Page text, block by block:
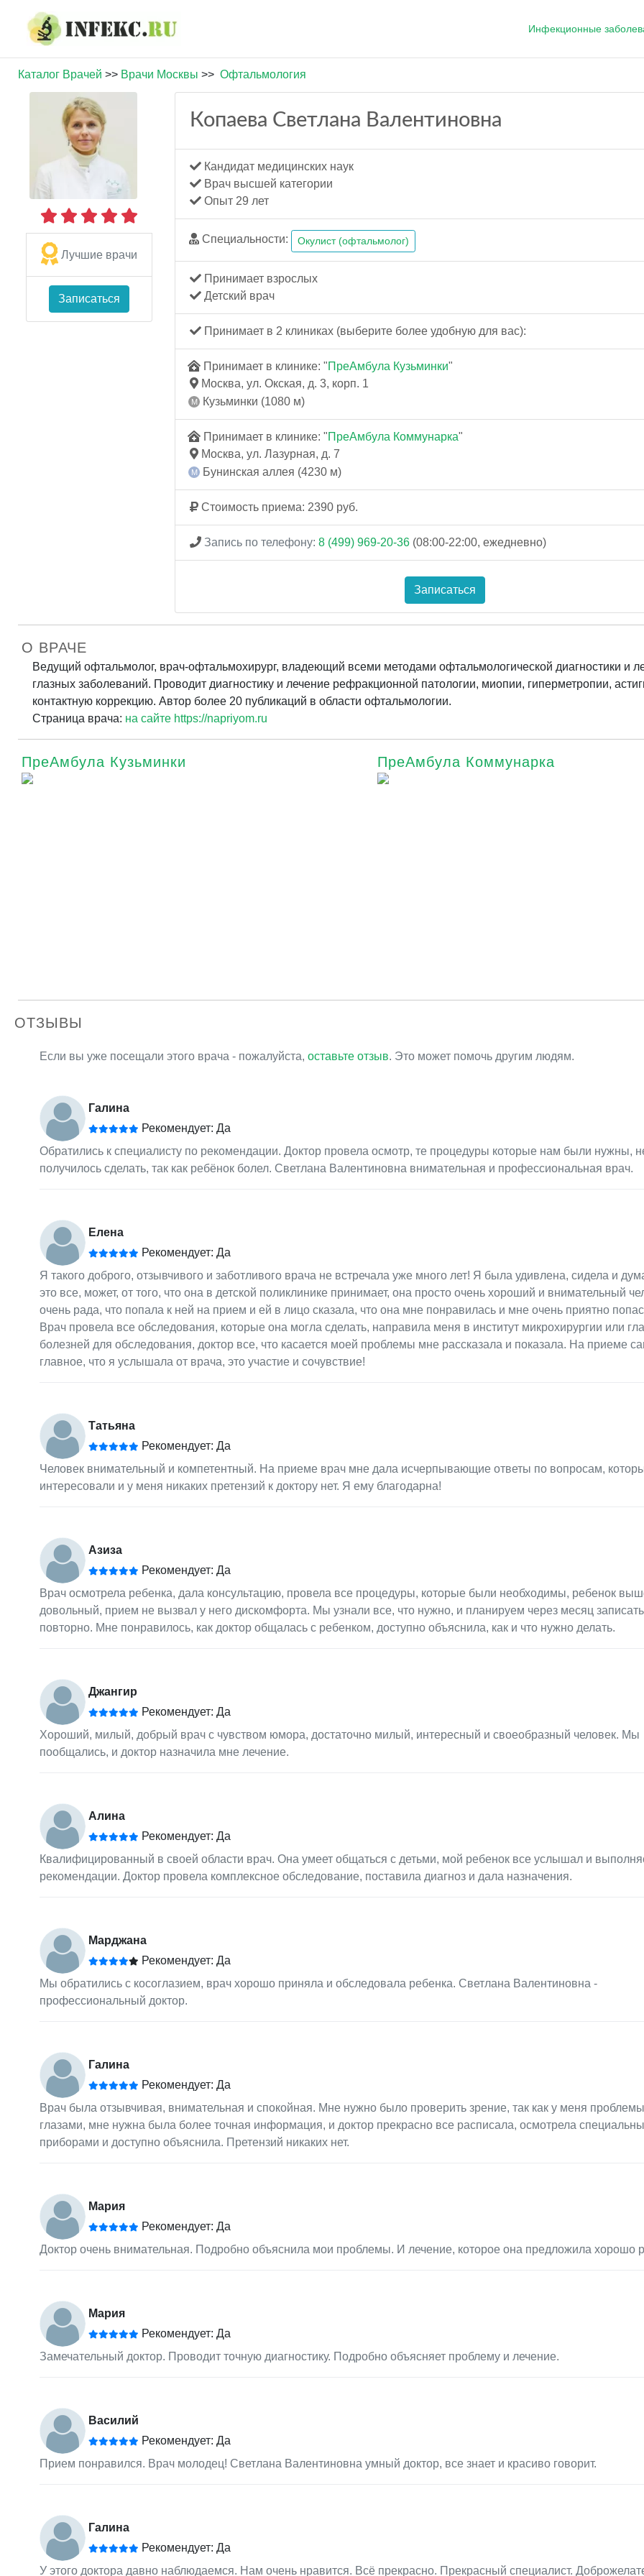
Инфекционные
Каталог Врачей >> Врачи Москвы >> Офтальмология
Лучшие врачи
Записаться
Копаева Светлана Валентиновна
Кандидат медицинских наук
Врач высшей категории
Опыт 29 лет
Специальности: Окулист (офтальмолог)
Принимает взрослых
Детский врач
Принимает в 2 клиниках (выберите более удобную для вас):
Принимает в клинике: "ПреАмбула Кузьминки"
Москва, ул. Окская, д. 3, корп. 1
Кузьминки (1080 м)
Принимает в клинике: "ПреАмбула Коммунарка"
Москва, ул. Лазурная, д. 7
Бунинская аллея (4230 м)
Стоимость приема: 2390 руб.
Запись по телефону: 8 (499) 969-20-36 (08:00-22:00, ежедневно)
Записаться
О ВРАЧЕ
Ведущий офтальмолог, врач-офтальмохирург, владеющий всеми методами офтальмологической диагностики и
глазных заболеваний. Проводит диагностику и лечение рефракционной патологии, миопии, гиперметропии,
контактную коррекцию. Автор более 20 публикаций в области офтальмологии.
Страница врача: на сайте https://napriyom.ru
ПреАмбула Кузьминки ПреАмбула Коммунарка
ОТЗЫВЫ
Если вы уже посещали этого врача - пожалуйста, оставьте отзыв. Это может помочь другим людям.
Галина
Рекомендует: Да
Обратились к специалисту по рекомендации. Доктор провела осмотр, те процедуры которые нам были нужны,
получилось сделать, так как ребёнок болел. Светлана Валентиновна внимательная и профессиональная врач.
Елена
Рекомендует: Да
Я такого доброго, отзывчивого и заботливого врача не встречала уже много лет! Я была удивлена, сидела и
это все, может, от того, что она в детской поликлинике принимает, она просто очень хороший и внимательный
очень рада, что попала к ней на прием и ей в лицо сказала, что она мне понравилась и мне очень приятно
Врач провела все обследования, которые она могла сделать, направила меня в институт микрохирургии или
болезней для обследования, доктор все, что касается моей проблемы мне рассказала и показала. На приеме
главное, что я услышала от врача, это участие и сочувствие!
Татьяна
Рекомендует: Да
Человек внимательный и компетентный. На приеме врач мне дала исчерпывающие ответы по вопросам,
интересовали и у меня никаких претензий к доктору нет. Я ему благодарна!
Азиза
Рекомендует: Да
Врач осмотрела ребенка, дала консультацию, провела все процедуры, которые были необходимы, ребенок
довольный, прием не вызвал у него дискомфорта. Мы узнали все, что нужно, и планируем через месяц
повторно. Мне понравилось, как доктор общалась с ребенком, доступно объяснила, как и что нужно делать.
Джангир
Рекомендует: Да
Хороший, милый, добрый врач с чувством юмора, достаточно милый, интересный и своеобразный человек. Мы
пообщались, и доктор назначила мне лечение.
Алина
Рекомендует: Да
Квалифицированный в своей области врач. Она умеет общаться с детьми, мой ребенок все услышал и
рекомендации. Доктор провела комплексное обследование, поставила диагноз и дала назначения.
Марджана
Рекомендует: Да
Мы обратились с косоглазием, врач хорошо приняла и обследовала ребенка. Светлана Валентиновна -
профессиональный доктор.
Галина
Рекомендует: Да
Врач была отзывчивая, внимательная и спокойная. Мне нужно было проверить зрение, так как у меня
глазами, мне нужна была более точная информация, и доктор прекрасно все расписала, осмотрела
приборами и доступно объяснила. Претензий никаких нет.
Мария
Рекомендует: Да
Доктор очень внимательная. Подробно объяснила мои проблемы. И лечение, которое она предложила хорошо
Мария
Рекомендует: Да
Замечательный доктор. Проводит точную диагностику. Подробно объясняет проблему и лечение.
Василий
Рекомендует: Да
Прием понравился. Врач молодец! Светлана Валентиновна умный доктор, все знает и красиво говорит.
Галина
Рекомендует: Да
У этого доктора давно наблюдаемся. Нам очень нравится. Всё прекрасно. Прекрасный специалист.